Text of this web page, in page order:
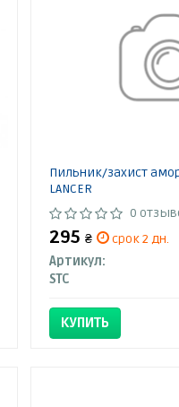
Пильник/захист
LANCER
0
295₴
срок 2 дн.
Артикул:
STC
КУПИТЬ